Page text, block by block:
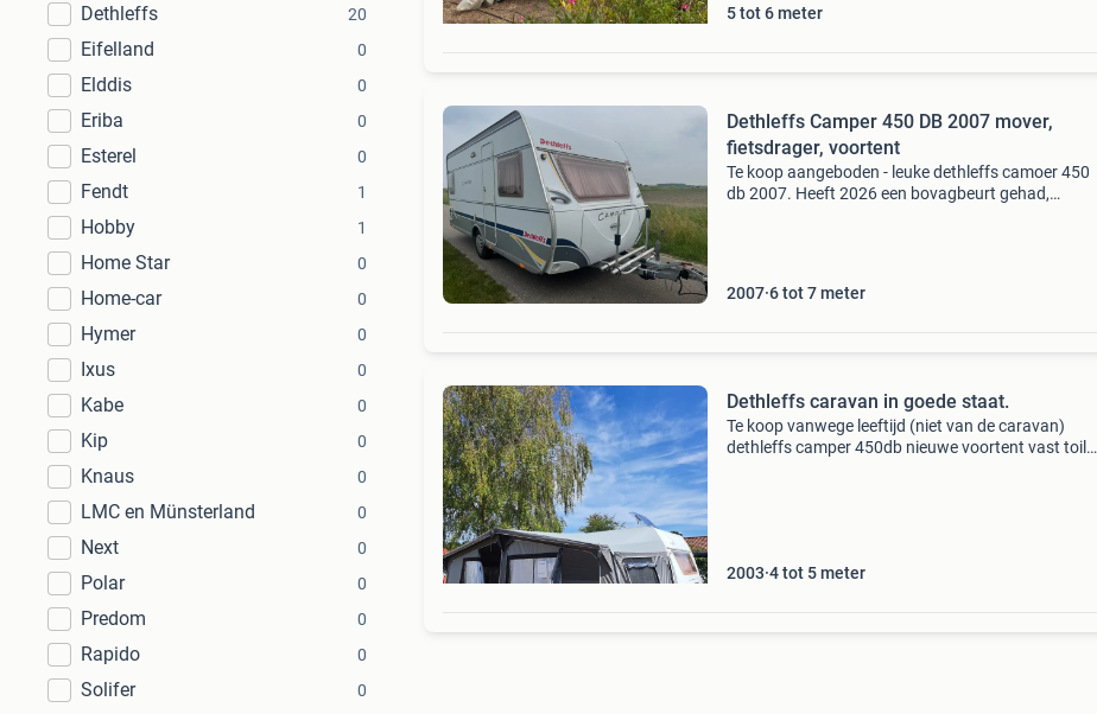
Dethleffs 20
Eifelland 0
Elddis 0
Eriba 0
Esterel 0
Fendt 1
Hobby 1
Home Star 0
Home-car 0
Hymer 0
Ixus 0
Kabe 0
Kip 0
Knaus 0
LMC en Münsterland 0
Next 0
Polar 0
Predom 0
Rapido 0
Solifer 0
5 tot 6 meter
Dethleffs Camper 450 DB 2007 mover,
fietsdrager, voortent
Te koop aangeboden - leuke dethleffs camoer 450
db 2007. Heeft 2026 een bovagbeurt gehad,
2007 6 tot 7 meter
Dethleffs caravan in goede staat.
Te koop vanwege leeftijd (niet van de caravan)
dethleffs camper 450db nieuwe voortent vast toilet
2003 4 tot 5 meter